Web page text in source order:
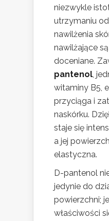
niezwykle
utrzymaniu
nawilżenia
nawilżające
doceniane.
pantenol,
witaminy B5,
przyciąga i
naskórku.
staje się
a jej
elastyczna.
D-pantenol
jedynie do
powierzchni;
właściwości